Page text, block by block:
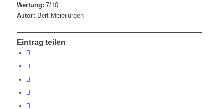
Wertung: 7/10
Autor: Bert Meierjürgen
Eintrag teilen